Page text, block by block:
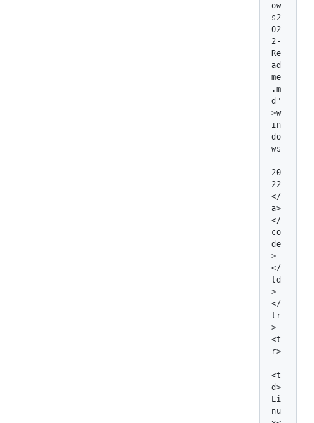
ow
s2
02
2-
Re
ad
me
.m
d"
>w
in
do
ws
-
20
22
</
a>
</
co
de
>
</
td
>
</
tr
>
<t
r>
<t
d>
Li
nu